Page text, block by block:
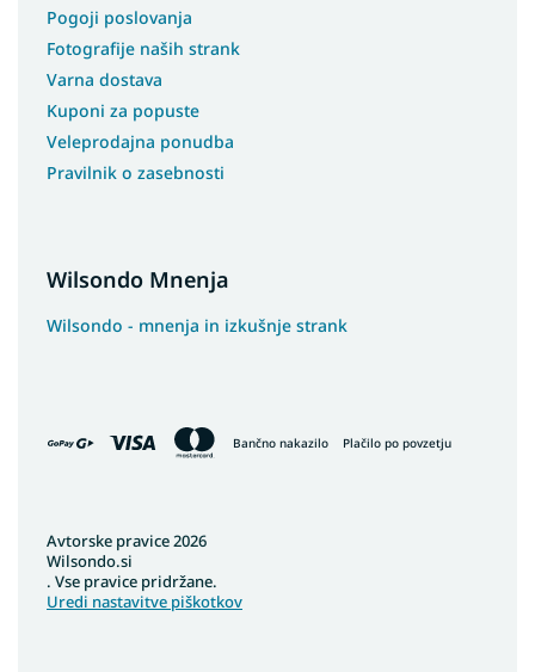
Pogoji poslovanja
Fotografije naših strank
Varna dostava
Kuponi za popuste
Veleprodajna ponudba
Pravilnik o zasebnosti
Wilsondo Mnenja
Wilsondo - mnenja in izkušnje strank
Bančno nakazilo Plačilo po povzetju
Avtorske pravice 2026
Wilsondo.si
. Vse pravice pridržane.
Uredi nastavitve piškotkov